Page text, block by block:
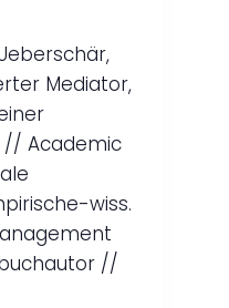
Mediator,
// Academic
wiss.
//